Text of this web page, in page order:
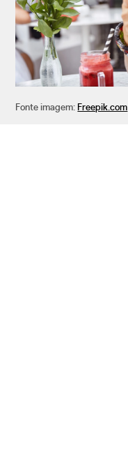
Fonte imagem: Freepik.com